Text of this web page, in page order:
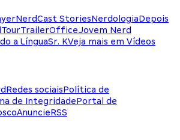
NerdCast StoriesNerdologiaDepois
TrailerOfficeJovem Nerd
a LínguaSr. KVeja mais em Vídeos
Redes sociaisPolítica de
de IntegridadePortal de
AnuncieRSS